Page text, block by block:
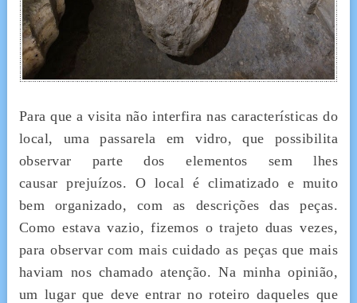
Para que a visita não interfira nas características do
local, uma passarela em vidro, que possibilita
observar parte dos elementos sem lhes
causar prejuízos. O local é climatizado e muito
bem organizado, com as descrições das peças.
Como estava vazio, fizemos o trajeto duas vezes,
para observar com mais cuidado as peças que mais
haviam nos chamado atenção. Na minha opinião,
um lugar que deve entrar no roteiro daqueles que